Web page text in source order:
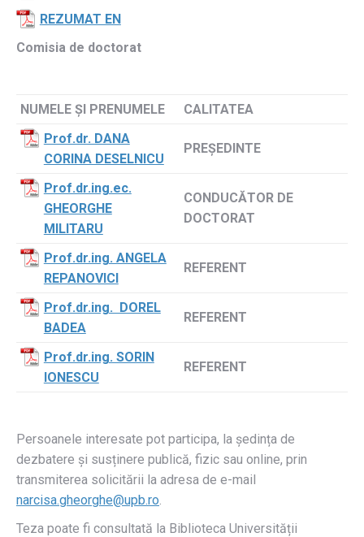
REZUMAT EN
Comisia de doctorat
NUMELE ŞI PRENUMELE
CALITATEA
Prof.dr. DANA
CORINA DESELNICU
PREŞEDINTE
Prof.dr.ing.ec.
GHEORGHE
MILITARU
CONDUCĂTOR DE
DOCTORAT
Prof.dr.ing. ANGELA
REPANOVICI
REFERENT
Prof.dr.ing. DOREL
BADEA
REFERENT
Prof.dr.ing. SORIN
IONESCU
REFERENT
Persoanele interesate pot participa, la ședința de
dezbatere și susținere publică, fizic sau online, prin
transmiterea solicitării la adresa de e-mail
narcisa.gheorghe@upb.ro.
Teza poate fi consultată la Biblioteca Universității